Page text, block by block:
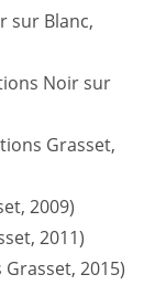
sur Blanc,
Noir sur
Grasset,
2009)
2011)
2015)